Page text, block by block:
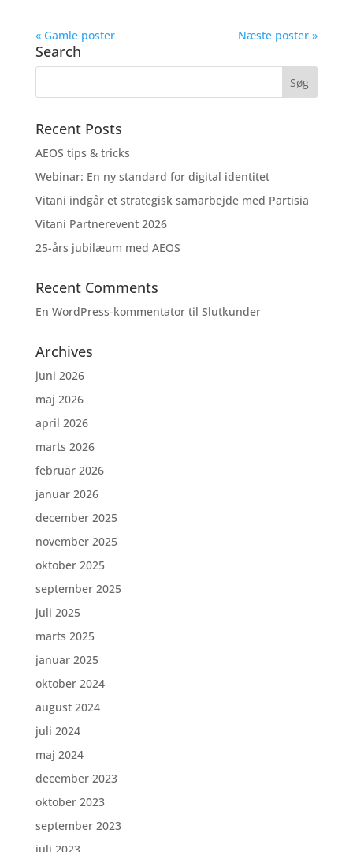
« Gamle poster Næste poster »
Search
Recent Posts
AEOS tips & tricks
Webinar: En ny standard for digital identitet
Vitani indgår et strategisk samarbejde med Partisia
Vitani Partnerevent 2026
25-års jubilæum med AEOS
Recent Comments
En WordPress-kommentatortil Slutkunder
Archives
juni 2026
maj 2026
april 2026
marts 2026
februar 2026
januar 2026
december 2025
november 2025
oktober 2025
september 2025
juli 2025
marts 2025
januar 2025
oktober 2024
august 2024
juli 2024
maj 2024
december 2023
oktober 2023
september 2023